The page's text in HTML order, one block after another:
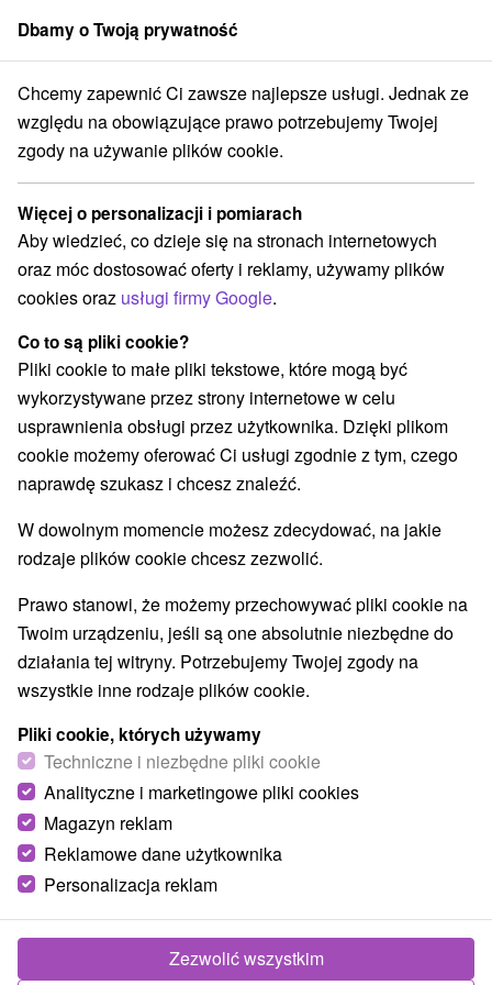
członek grupySorger
Hotele z basenem Stredné Slovensko Žilinský kraj Jasná
Hotele z basenem Jasná
Kategorie
Wszystkie kategorie
Hotele na Slovacji(12)
Hotele z basenem(5) Wellness hotele na Słowacji
Zarejestruj się za rodziny z dziećmi
Wybierz lokalizację lub datę
WSZYSTKO NAJTAŃSZE NAJDROŻSZE NA
Boutique Hotel Pošta★★★★Jasná
Dbamy o Twoją prywatność
Chcemy zapewnić Ci zawsze najlepsze usługi. Jednak ze
względu na obowiązujące prawo potrzebujemy Twojej
zgody na używanie plików cookie.
Więcej o personalizacji i pomiarach
Aby wiedzieć, co dzieje się na stronach internetowych
oraz móc dostosować oferty i reklamy, używamy plików
cookies oraz usługi firmy Google.
Co to są pliki cookie?
Pliki cookie to małe pliki tekstowe, które mogą być
wykorzystywane przez strony internetowe w celu
usprawnienia obsługi przez użytkownika. Dzięki plikom
cookie możemy oferować Ci usługi zgodnie z tym, czego
naprawdę szukasz i chcesz znaleźć.
W dowolnym momencie możesz zdecydować, na jakie
rodzaje plików cookie chcesz zezwolić.
Prawo stanowi, że możemy przechowywać pliki cookie na
Twoim urządzeniu, jeśli są one absolutnie niezbędne do
działania tej witryny. Potrzebujemy Twojej zgody na
wszystkie inne rodzaje plików cookie.
Pliki cookie, których używamy
Techniczne i niezbędne pliki cookie
Analityczne i marketingowe pliki cookies
Magazyn reklam
Reklamowe dane użytkownika
Personalizacja reklam
Zezwolić wszystkim